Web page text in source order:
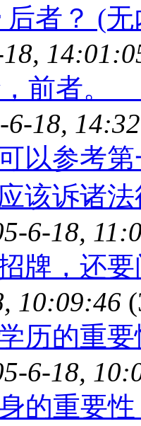
后者？ (
，前者。
6-18,
以参考
该诉诸
6-18,
牌，还
10:09:46
历的重
6-18,
的重要